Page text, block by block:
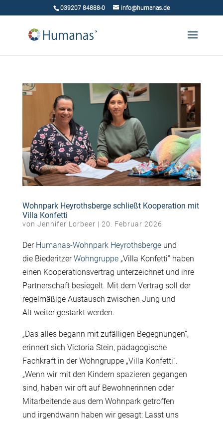
039207 84888-0 info@humanas.de
Wohnpark Heyrothsberge schließt Kooperation mit
Villa Konfetti
von Jennifer Lorbeer | 20. Februar 2026
Der Humanas-Wohnpark Heyrothsbergeund
die BiederitzerWohngruppe „Villa Konfetti” haben
einen Kooperationsvertrag unterzeichnet und ihre
Partnerschaft besiegelt. Mit dem Vertrag soll der
regelmäßige Austausch zwischen Jung und
Alt weiter gestärkt werden.
„Das alles begann mit zufälligen Begegnungen”,
erinnert sich Victoria Stein, pädagogische
Fachkraft in der Wohngruppe „Villa Konfetti”.
„Wenn wir mit den Kindern spazieren gegangen
sind, haben wir oft auf Bewohnerinnen oder
Mitarbeitende aus dem Wohnpark getroffen
und irgendwann haben wir gesagt: Lasst uns